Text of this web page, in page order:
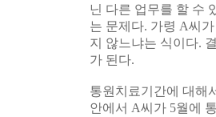
닌 다른 업무를 할 수
는 문제다. 가령 A씨
지 않느냐는 식이다.
가 된다.
통원치료기간에 대해
안에서 A씨가 5월에